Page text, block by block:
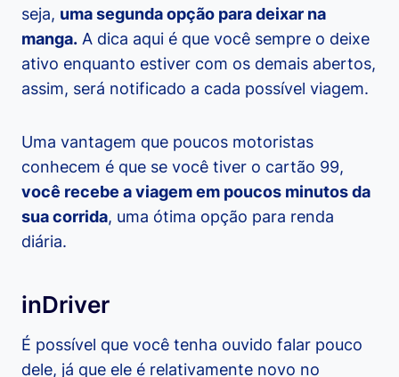
seja, uma segunda opção para deixar na
manga. A dica aqui é que você sempre o deixe
ativo enquanto estiver com os demais abertos,
assim, será notificado a cada possível viagem.
Uma vantagem que poucos motoristas
conhecem é que se você tiver o cartão 99,
você recebe a viagem em poucos minutos da
sua corrida, uma ótima opção para renda
diária.
inDriver
É possível que você tenha ouvido falar pouco
dele, já que ele é relativamente novo no